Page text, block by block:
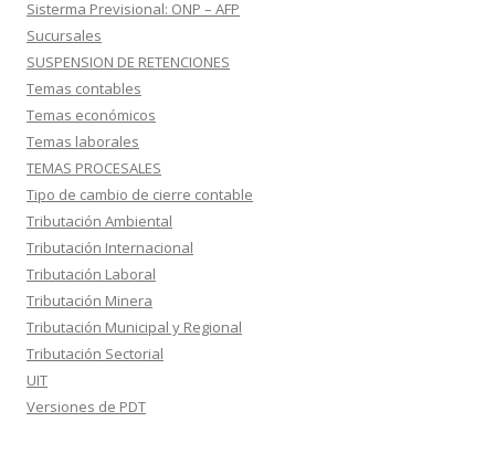
Sisterma Previsional: ONP – AFP
Sucursales
SUSPENSION DE RETENCIONES
Temas contables
Temas económicos
Temas laborales
TEMAS PROCESALES
Tipo de cambio de cierre contable
Tributación Ambiental
Tributación Internacional
Tributación Laboral
Tributación Minera
Tributación Municipal y Regional
Tributación Sectorial
UIT
Versiones de PDT